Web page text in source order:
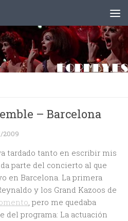
– Barcelona
2009
tardado tanto en escribir mis
parte del concierto al que
en Barcelona. La primera
y los Grand Kazoos de
, pero me quedaba
del programa: La actuación